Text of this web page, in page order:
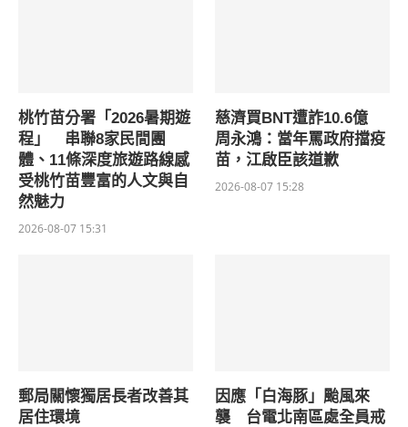
桃竹苗分署「2026暑期遊
程」 串聯8家民間團
體、11條深度旅遊路線感
受桃竹苗豐富的人文與自
然魅力
2026-08-07 15:31
慈濟買BNT遭詐10.6億
周永鴻：當年罵政府擋疫
苗，江啟臣該道歉
2026-08-07 15:28
郵局關懷獨居長者改善其
居住環境
因應「白海豚」颱風來
襲 台電北南區處全員戒